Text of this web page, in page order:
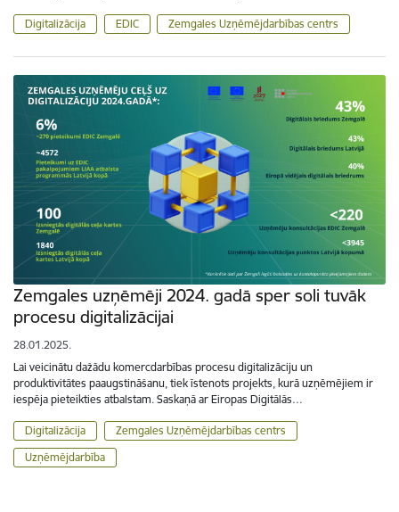
Digitalizācija EDIC Zemgales Uzņēmējdarbības centrs
Zemgales uzņēmēji 2024. gadā sper soli tuvāk
procesu digitalizācijai
28.01.2025.
Lai veicinātu dažādu komercdarbības procesu digitalizāciju un
produktivitātes paaugstināšanu, tiek īstenots projekts, kurā uzņēmējiem ir
iespēja pieteikties atbalstam. Saskaņā ar Eiropas Digitālās…
Digitalizācija
Zemgales Uzņēmējdarbības centrs
Uzņēmējdarbība